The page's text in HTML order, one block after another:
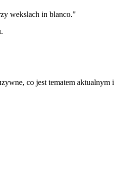
wekslach in blanco."
co jest tematem aktualnym i